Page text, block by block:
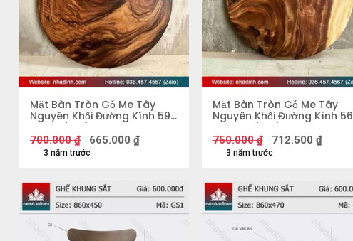
Mặt Bàn Tròn Gỗ Me Tây
Nguyên Khối Đường Kính 59
Dày 4 (cm)
3 năm trước
700.000₫ 665.000 ₫
Mặt Bàn Tròn Gỗ Me Tây
Nguyên Khối Đường Kính 56
Dày 4,8 (cm)
3 năm trước
750.000₫ 712.500 ₫